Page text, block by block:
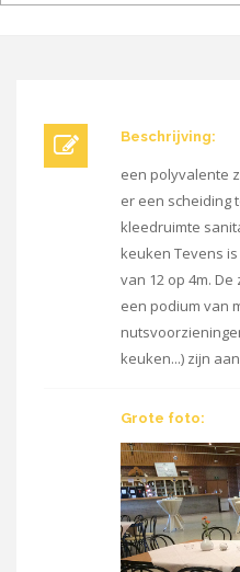
Beschrijving:
een polyvalente
er een scheiding
kleedruimte
keuken Tevens
van 12 op 4m.
een podium van
keuken...) zijn
Grote foto: